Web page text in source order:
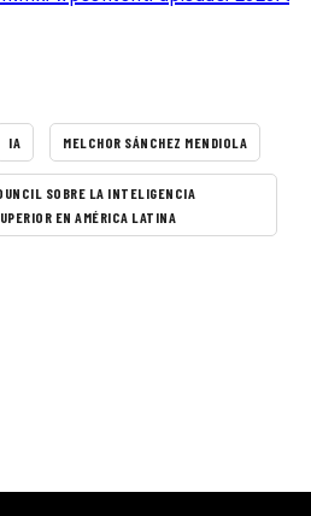
IA MELCHOR SÁNCHEZ MENDIOLA
SOBRE LA INTELIGENCIA
EN AMÉRICA LATINA